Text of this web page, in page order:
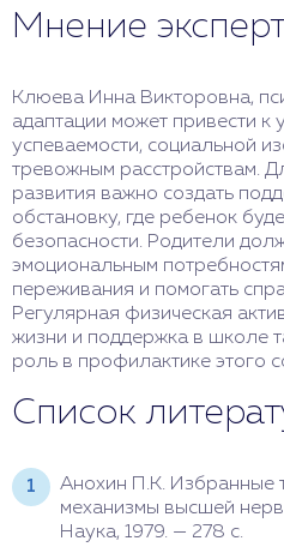
Мнение
Клюева Инна Викторовна,
адаптации может привести
успеваемости, социальной
тревожным расстройствам.
развития важно создать
обстановку, где ребенок
безопасности. Родители
эмоциональным
переживания и помогать
Регулярная физическая
жизни и поддержка в школе
роль в профилактике этого
Список
Анохин П.К. Избранные
механизмы высшей
Наука, 1979. — 278 с.